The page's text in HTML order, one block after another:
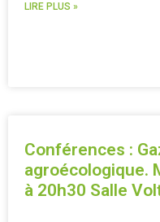
LIRE PLUS »
Conférences :
agroécologique.
à 20h30 Salle